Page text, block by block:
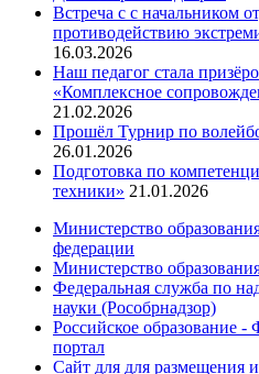
Встреча с с начальником
противодействию
16.03.2026
Наш педагог стала
«Комплексное
21.02.2026
Прошёл Турнир по
26.01.2026
Подготовка по
техники» 21.01.2026
Министерство
федерации
Министерство
Федеральная служба по
науки (Рособрнадзор)
Российское образование
портал
Сайт для для размещения